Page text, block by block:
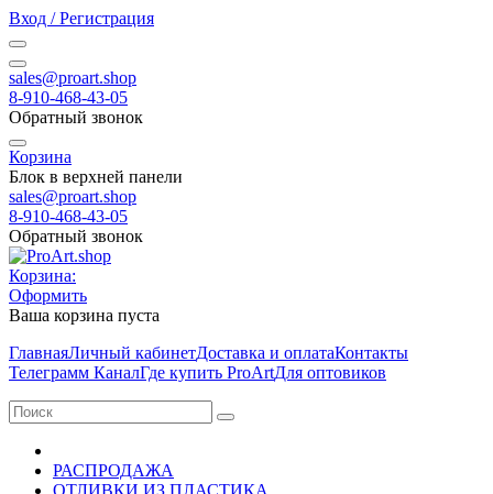
Вход / Регистрация
sales@proart.shop
8-910-468-43-05
Обратный звонок
Корзина
Блок в верхней панели
sales@proart.shop
8-910-468-43-05
Обратный звонок
Корзина:
Оформить
Ваша корзина пуста
ГлавнаяЛичный кабинетДоставка и оплатаКонтакты
Телеграмм КаналГде купить ProArtДля оптовиков
РАСПРОДАЖА
ОТЛИВКИ ИЗ ПЛАСТИКА